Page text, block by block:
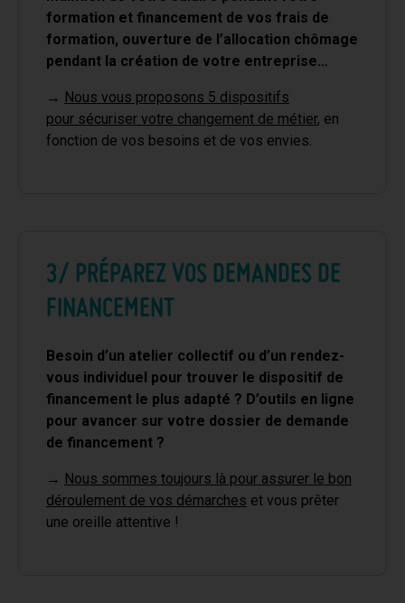
formation et financement de vos frais de
formation, ouverture de l’allocation chômage
pendant la création de votre entreprise…
→ Nous vous proposons 5 dispositifs
pour sécuriser votre changement de métier, en
fonction de vos besoins et de vos envies.
3/ PRÉPAREZ VOS DEMANDES DE
FINANCEMENT
Besoin d’un atelier collectif ou d’un rendez-
vous individuel pour trouver le dispositif de
financement le plus adapté ? D’outils en ligne
pour avancer sur votre dossier de demande
de financement ?
→ Nous sommes toujours là pour assurer le bon
déroulement de vos démarches et vous prêter
une oreille attentive !